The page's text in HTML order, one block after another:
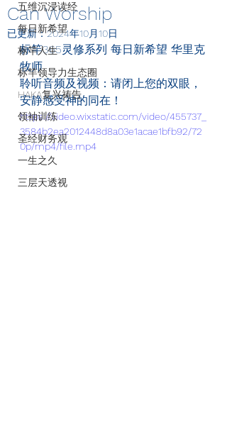
五维沉浸读经
每日新希望
标竿人生
标竿领导力生态圈
HAKA复兴祷告
领袖训练
圣经财务观
一生之久
三层天透视
Can Worship
已更新：2024年10月10日
标竿365灵修系列 每日新希望 华里克
牧师
聆听音频及视频：请闭上您的双眼，
安静感受神的同在！
https://video.wixstatic.com/video/455737_
3584b2ea2012448d8a03e1acae1bfb92/72
0p/mp4/file.mp4